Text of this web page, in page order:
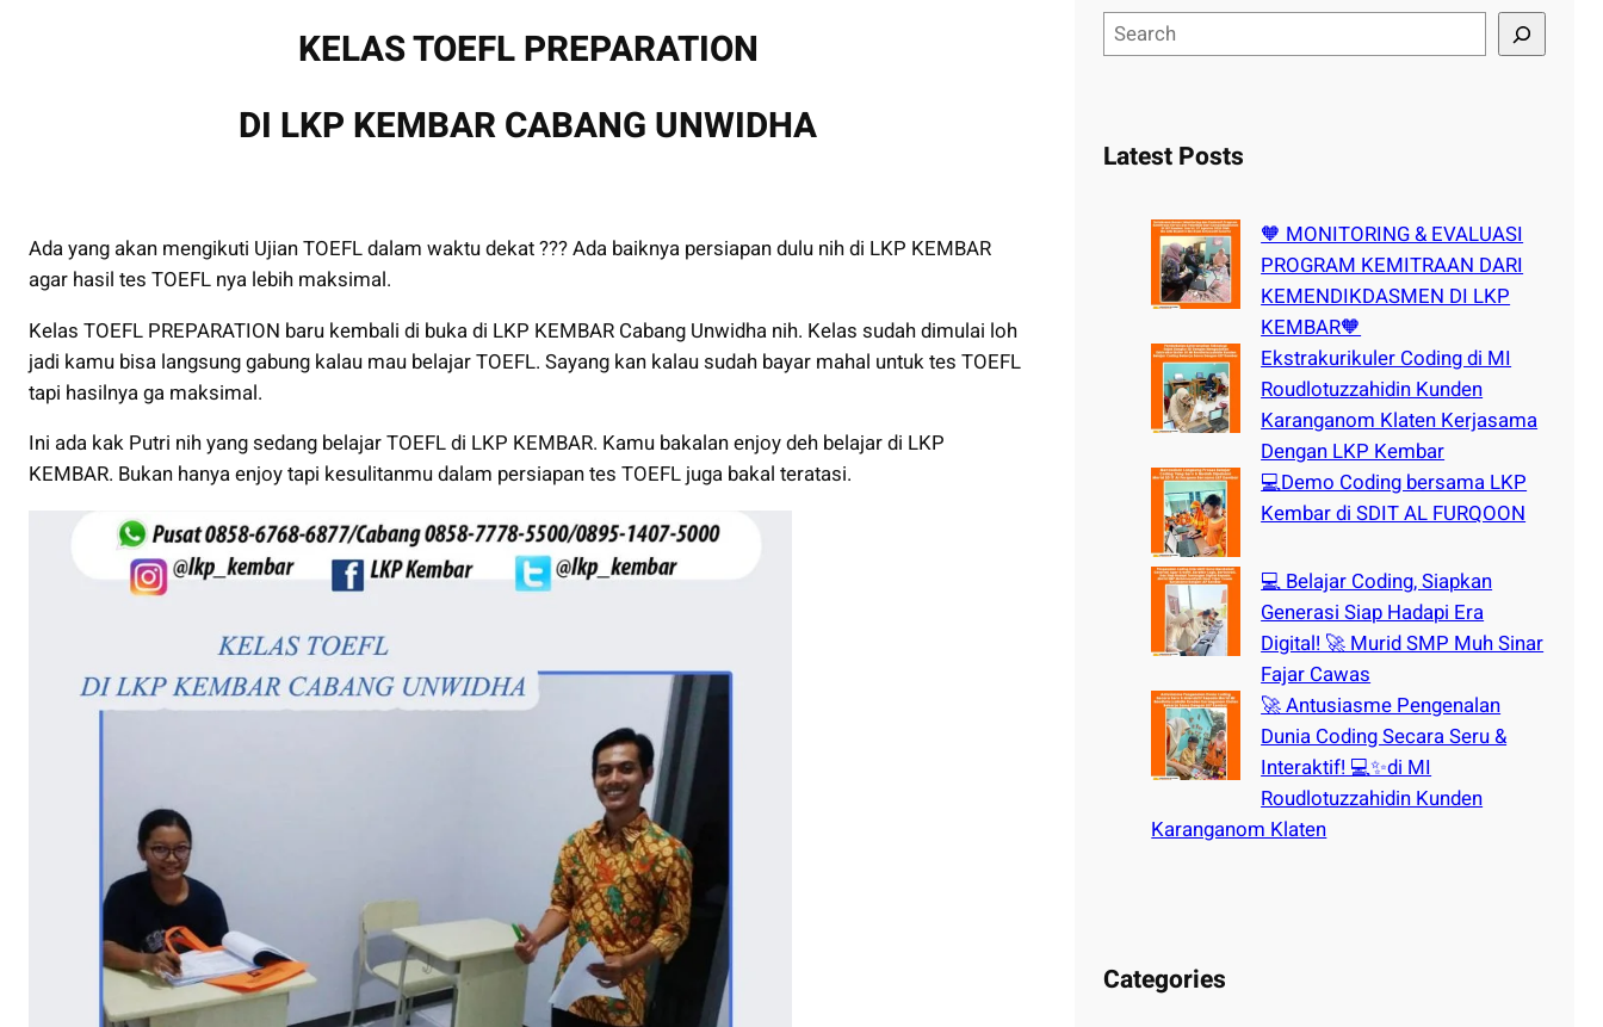
KELAS TOEFL PREPARATION
DI LKP KEMBAR CABANG UNWIDHA
Ada yang akan mengikuti Ujian TOEFL dalam waktu dekat ??? Ada baiknya persiapan dulu nih di LKP KEMBAR
agar hasil tes TOEFL nya lebih maksimal.
Kelas TOEFL PREPARATION baru kembali di buka di LKP KEMBAR Cabang Unwidha nih. Kelas sudah dimulai loh
jadi kamu bisa langsung gabung kalau mau belajar TOEFL. Sayang kan kalau sudah bayar mahal untuk tes TOEFL
tapi hasilnya ga maksimal.
Ini ada kak Putri nih yang sedang belajar TOEFL di LKP KEMBAR. Kamu bakalan enjoy deh belajar di LKP
KEMBAR. Bukan hanya enjoy tapi kesulitanmu dalam persiapan tes TOEFL juga bakal teratasi.
e
cLatest Posts
🧡 MONITORING & EVALUASI
PROGRAM KEMITRAAN DARI
KEMENDIKDASMEN DI LKP
KEMBAR🧡
Ekstrakurikuler Coding di MI
Roudlotuzzahidin Kunden
Karanganom Klaten Kerjasama
Dengan LKP Kembar
💻Demo Coding bersama LKP
Kembar di SDIT AL FURQOON
💻 Belajar Coding, Siapkan
Generasi Siap Hadapi Era
Digital! 🚀 Murid SMP Muh Sinar
Fajar Cawas
🚀 Antusiasme Pengenalan
Dunia Coding Secara Seru &
Interaktif! 💻✨di MI
Roudlotuzzahidin Kunden
Karanganom Klaten
Categories